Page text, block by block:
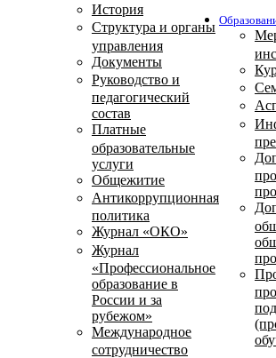
История
Структура и органы
управления
Документы
Руководство и
педагогический
состав
Платные
образовательные
услуги
Общежитие
Антикоррупционная
политика
Журнал «ОКО»
Журнал
«Профессиональное
образование в
России и за
рубежом»
Международное
сотрудничество